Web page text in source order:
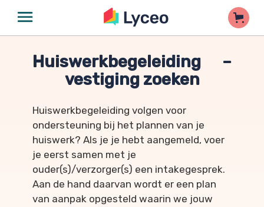
Huiswerkbegeleiding –
vestiging zoeken
Huiswerkbegeleiding volgen voor
ondersteuning bij het plannen van je
huiswerk? Als je je hebt aangemeld, voer
je eerst samen met je
ouder(s)/verzorger(s) een intakegesprek.
Aan de hand daarvan wordt er een plan
van aanpak opgesteld waarin we jouw